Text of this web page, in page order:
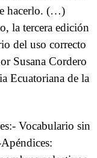
hacerlo. (…)
la tercera edición
del uso correcto
Susana Cordero
Ecuatoriana de la
Vocabulario sin